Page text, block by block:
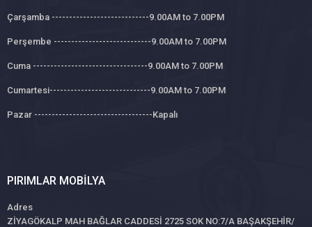
Çarşamba ----------------------------9.00AM to 7.00PM
Perşembe ----------------------------9.00AM to 7.00PM
Cuma ---------------------------------9.00AM to 7.00PM
Cumartesi-----------------------------9.00AM to 7.00PM
Pazar ----------------------------------Kapalı
PIRIMLAR MOBILYA
Adres
ZİYAGÖKALP MAH BAĞLAR CADDESİ 2725 SOK NO:7/A BAŞAKŞEHİR/